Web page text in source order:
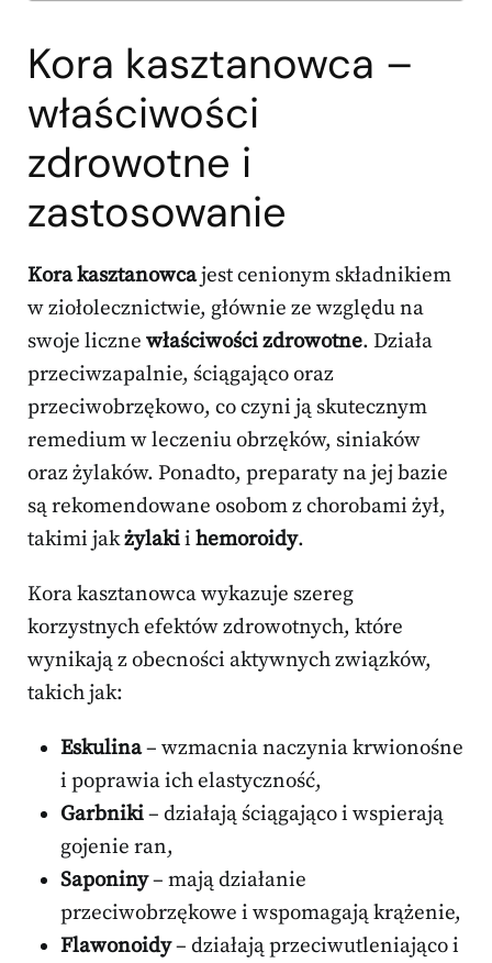
Kora kasztanowca –
właściwości
zdrowotne i
zastosowanie
Kora kasztanowcajest cenionym składnikiem
w ziołolecznictwie, głównie ze względu na
swoje liczne właściwości zdrowotne. Działa
przeciwzapalnie, ściągająco oraz
przeciwobrzękowo, co czyni ją skutecznym
remedium w leczeniu obrzęków, siniaków
oraz żylaków. Ponadto, preparaty na jej bazie
są rekomendowane osobom z chorobami żył,
takimi jakżylakii hemoroidy.
Kora kasztanowca wykazuje szereg
korzystnych efektów zdrowotnych, które
wynikają z obecności aktywnych związków,
takich jak:
Eskulina– wzmacnia naczynia krwionośne
i poprawia ich elastyczność,
Garbniki– działają ściągająco i wspierają
gojenie ran,
Saponiny– mają działanie
przeciwobrzękowe i wspomagają krążenie,
Flawonoidy– działają przeciwutleniająco i